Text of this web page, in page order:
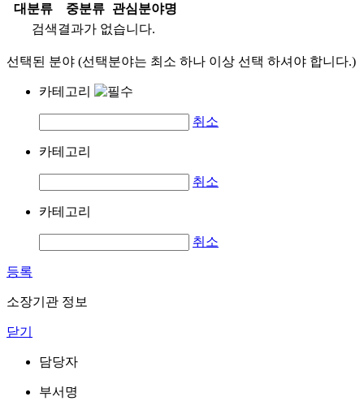
대분류
중분류
관심분야명
검색결과가 없습니다.
선택된 분야 (선택분야는 최소 하나 이상 선택 하셔야 합니다.)
카테고리
취소
카테고리
취소
카테고리
취소
등록
소장기관 정보
닫기
담당자
부서명